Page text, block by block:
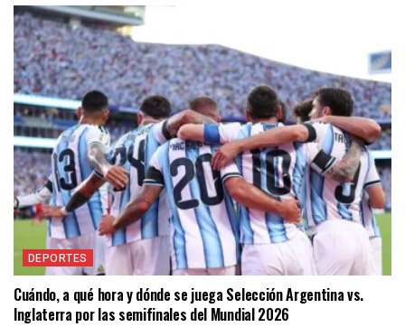
DEPORTES
Cuándo, a qué hora y dónde se juega Selección Argentina vs.
Inglaterra por las semifinales del Mundial 2026